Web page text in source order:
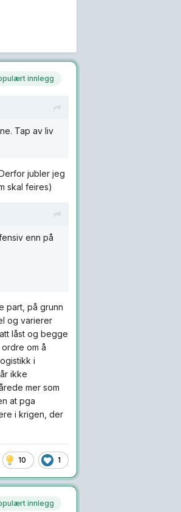
innlegg
Tap av liv
jubler jeg
skal feires)
enn på
part, på grunn
og varierer
låst og begge
om å
i
ikke
mer som
at pga
i krigen, der
10 1
innlegg